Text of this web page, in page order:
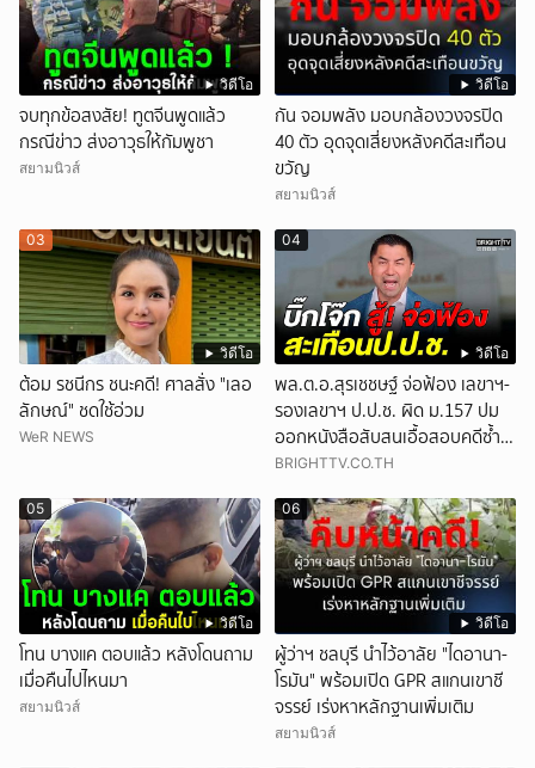
วิดีโอ
จบทุกข้อสงสัย! ทูตจีนพูดแล้ว
กรณีข่าว ส่งอาวุธให้กัมพูชา
สยามนิวส์
วิดีโอ
กัน จอมพลัง มอบกล้องวงจรปิด
40 ตัว อุดจุดเสี่ยงหลังคดีสะเทือน
ขวัญ
สยามนิวส์
วิดีโอ
03
ต้อม รชนีกร ชนะคดี! ศาลสั่ง "เลอ
ลักษณ์" ชดใช้อ่วม
WeR NEWS
วิดีโอ
04
พล.ต.อ.สุรเชชษฐ์ จ่อฟ้อง เลขาฯ-
รองเลขาฯ ป.ป.ช. ผิด ม.157 ปม
ออกหนังสือสับสนเอื้อสอบคดีซ้ำ
ซ้อน
BRIGHTTV.CO.TH
วิดีโอ
05
โทน บางแค ตอบแล้ว หลังโดนถาม
เมื่อคืนไปไหนมา
สยามนิวส์
วิดีโอ
06
ผู้ว่าฯ ชลบุรี นำไว้อาลัย "ไดอานา-
โรมัน" พร้อมเปิด GPR สแกนเขาชี
จรรย์ เร่งหาหลักฐานเพิ่มเติม
สยามนิวส์